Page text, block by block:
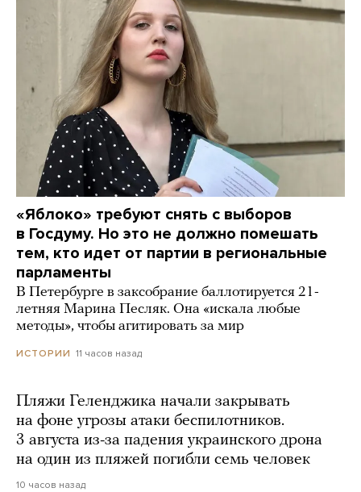
«Яблоко» требуют снять с выборов
в Госдуму. Но это не должно помешать
тем, кто идет от партии в региональные
парламенты
В Петербурге в заксобрание баллотируется 21-
летняя Марина Песляк. Она «искала любые
методы», чтобы агитировать за мир
ИСТОРИИ 11 часов назад
Пляжи Геленджика начали закрывать
на фоне угрозы атаки беспилотников.
3 августа из-за падения украинского дрона
на один из пляжей погибли семь человек
10 часов назад